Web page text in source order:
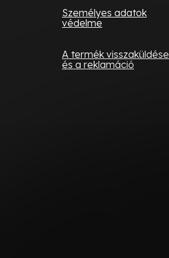
Személyes adatok
védelme
A termék visszaküldése
és a reklamáció